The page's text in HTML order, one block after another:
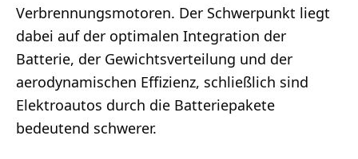
Verbrennungsmotoren. Der Schwerpunkt liegt
dabei auf der optimalen Integration der
Batterie, der Gewichtsverteilung und der
aerodynamischen Effizienz, schließlich sind
Elektroautos durch die Batteriepakete
bedeutend schwerer.